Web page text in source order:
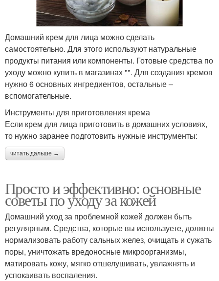
Домашний крем для лица можно сделать
самостоятельно. Для этого используют натуральные
продукты питания или компоненты. Готовые средства по
уходу можно купить в магазинах "". Для создания кремов
нужно 6 основных ингредиентов, остальные –
вспомогательные.
Инструменты для приготовления крема
Если крем для лица приготовить в домашних условиях,
то нужно заранее подготовить нужные инструменты:
читать дальше →
Просто и эффективно: основные
советы по уходу за кожей
Домашний уход за проблемной кожей должен быть
регулярным. Средства, которые вы используете, должны
нормализовать работу сальных желез, очищать и сужать
поры, уничтожать вредоносные микроорганизмы,
матировать кожу, мягко отшелушивать, увлажнять и
успокаивать воспаления.